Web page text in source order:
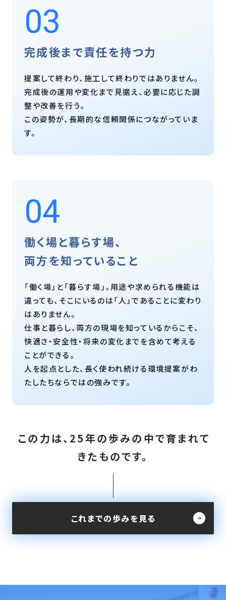
03
完成後まで責任を持つ力
提案して終わり、施工して終わりではありません。
完成後の運用や変化まで見据え、必要に応じた調
整や改善を行う。
この姿勢が、長期的な信頼関係につながっていま
す。
04
働く場と暮らす場、
両方を知っていること
「働く場」と「暮らす場」。用途や求められる機能は
違っても、そこにいるのは「人」であることに変わり
はありません。
仕事と暮らし、両方の現場を知っているからこそ、
快適さ・安全性・将来の変化までを含めて考える
ことができる。
人を起点とした、長く使われ続ける環境提案がわ
たしたちならではの強みです。
この力は、25年の歩みの中で育まれて
きたものです。
これまでの歩みを見る